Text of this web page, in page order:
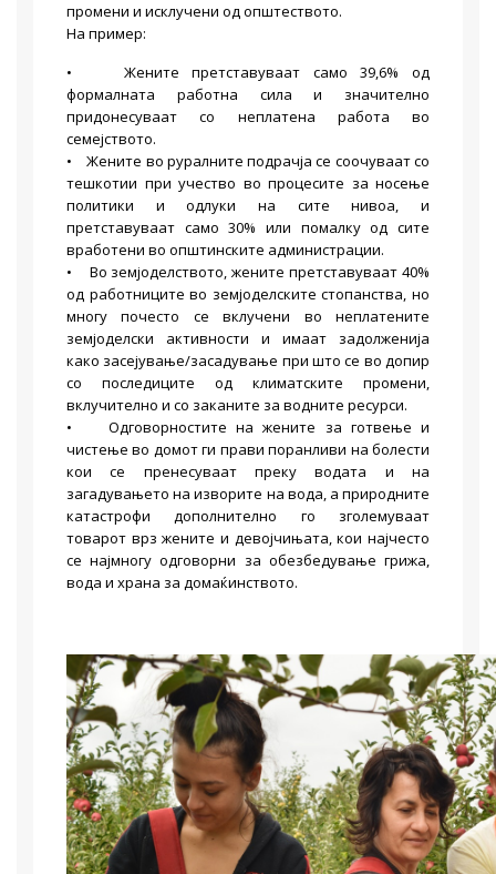
промени и исклучени од општеството.
На пример:
• Жените претставуваат само 39,6% од
формалната работна сила и значително
придонесуваат со неплатена работа во
семејството.
• Жените во руралните подрачја се соочуваат со
тешкотии при учество во процесите за носење
политики и одлуки на сите нивоа, и
претставуваат само 30% или помалку од сите
вработени во општинските администрации.
• Во земјоделството, жените претставуваат 40%
од работниците во земјоделските стопанства, но
многу почесто се вклучени во неплатените
земјоделски активности и имаат задолженија
како засејување/засадување при што се во допир
со последиците од климатските промени,
вклучително и со заканите за водните ресурси.
• Одговорностите на жените за готвење и
чистење во домот ги прави поранливи на болести
кои се пренесуваат преку водата и на
загадувањето на изворите на вода, а природните
катастрофи дополнително го зголемуваат
товарот врз жените и девојчињата, кои најчесто
се најмногу одговорни за обезбедување грижа,
вода и храна за домаќинството.